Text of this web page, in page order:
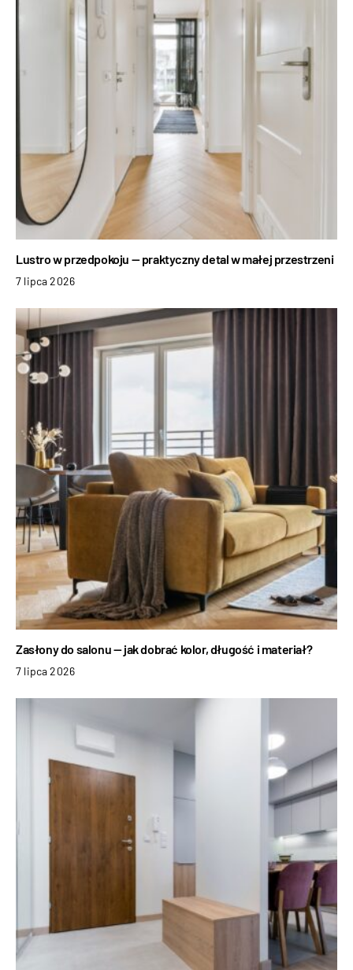
Lustro w przedpokoju — praktyczny detal w małej przestrzeni
7 lipca 2026
Zasłony do salonu — jak dobrać kolor, długość i materiał?
7 lipca 2026